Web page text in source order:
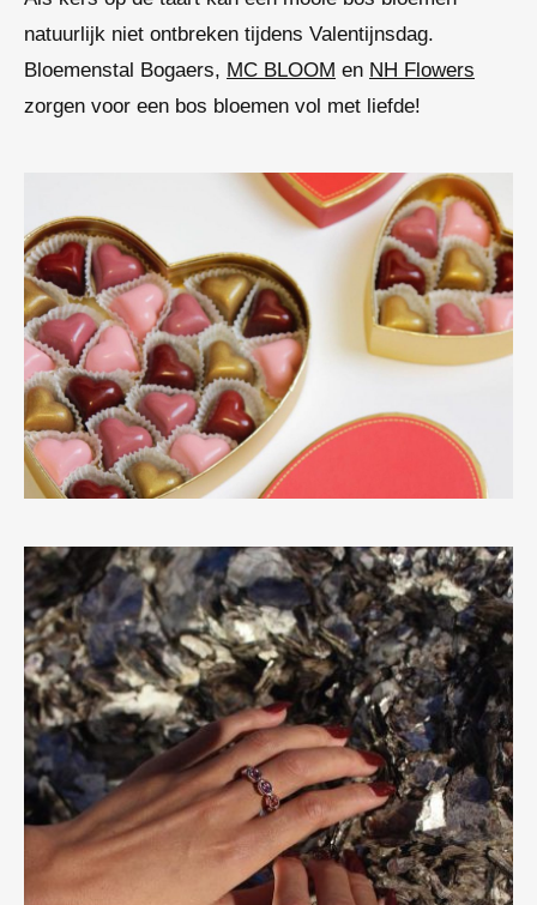
natuurlijk niet ontbreken tijdens Valentijnsdag.
Bloemenstal Bogaers, MC BLOOM en NH Flowers
zorgen voor een bos bloemen vol met liefde!